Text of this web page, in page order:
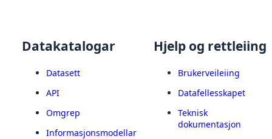
Datakatalogar
Datasett
API
Omgrep
Informasjonsmodellar
Hjelp og rettleiing
Brukerveileiing
Datafellesskapet
Teknisk
dokumentasjon